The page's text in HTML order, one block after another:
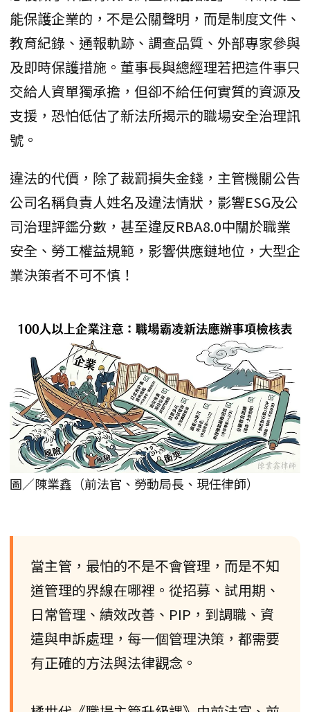
能保護企業的，不是公關聲明，而是制度文件、
教育紀錄、通報軌跡、調查品質、外部專家參與
及即時保護措施。董事長與總經理若把這件事只
交給人資單獨承擔，但卻不給任何實質的資源及
支援，恐怕低估了新法所揭示的職場安全治理訊
號。
違法的代價，除了裁罰損失金錢，主管機關公告
公司名稱負責人姓名及違法情狀，影響ESG及公
司治理評鑑分數，甚至違反RBA8.0中關於職業
安全、勞工權益規範，影響供應鏈地位，大型企
業決策者不可不慎！
圖／陳業鑫（前法官、勞動局長、現任律師）
當主管，最怕的不是不會管理，而是不知
道管理的界線在哪裡。從招募、試用期、
日常管理、績效改善、PIP，到調職、資
遣與申訴處理，每一個管理決策，都需要
有正確的方法與法律觀念。